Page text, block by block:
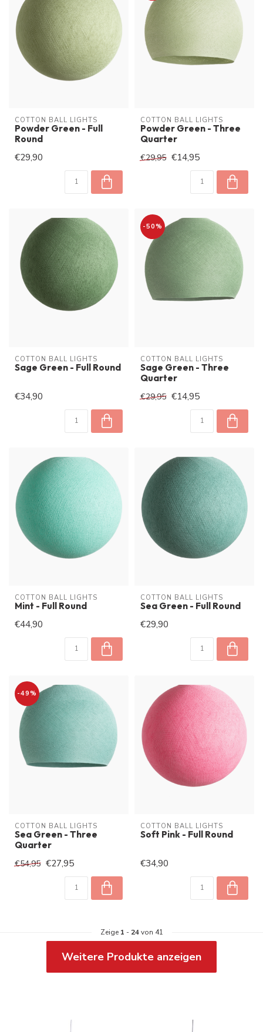
COTTON BALL LIGHTS
Powder Green - Full
Round
€29,90
COTTON BALL LIGHTS
Powder Green - Three
Quarter
€29,95 €14,95
COTTON BALL LIGHTS
Sage Green - Full Round
€34,90
-50%
COTTON BALL LIGHTS
Sage Green - Three
Quarter
€29,95 €14,95
COTTON BALL LIGHTS
Mint - Full Round
€44,90
COTTON BALL LIGHTS
Sea Green - Full Round
€29,90
-49%
COTTON BALL LIGHTS
Sea Green - Three
Quarter
€54,95 €27,95
COTTON BALL LIGHTS
Soft Pink - Full Round
€34,90
Zeige 1 - 24von 41
Weitere Produkte anzeigen